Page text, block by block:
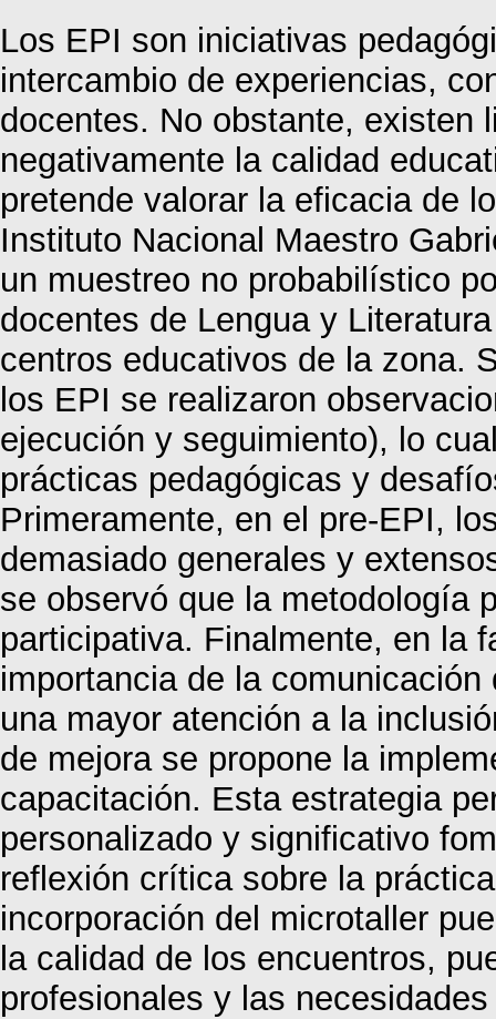
Los EPI son iniciativas
intercambio de experiencias,
docentes. No obstante, existen
negativamente la calidad
pretende valorar la eficacia de
Instituto Nacional Maestro
un muestreo no probabilístico
docentes de Lengua y
centros educativos de la zona.
los EPI se realizaron
ejecución y seguimiento), lo
prácticas pedagógicas y
Primeramente, en el pre-EPI,
demasiado generales y
se observó que la metodología
participativa. Finalmente, en la
importancia de la
una mayor atención a la
de mejora se propone la
capacitación. Esta estrategia
personalizado y significativo
reflexión crítica sobre la
incorporación del microtaller
la calidad de los encuentros,
profesionales y las